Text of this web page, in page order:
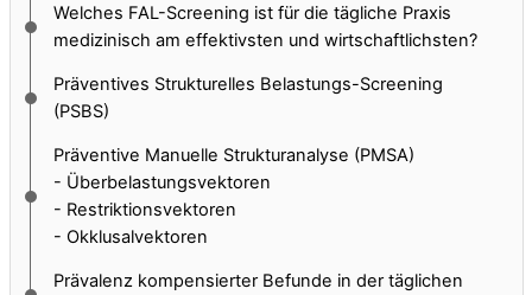
Welches FAL-Screening ist für die tägliche Praxis
medizinisch am effektivsten und wirtschaftlichsten?
Präventives Strukturelles Belastungs-Screening
(PSBS)
Präventive Manuelle Strukturanalyse (PMSA)
- Überbelastungsvektoren
- Restriktionsvektoren
- Okklusalvektoren
Prävalenz kompensierter Befunde in der täglichen